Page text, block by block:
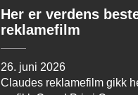
Her er verdens
reklamefilm
26. juni 2026
Claudes reklamefilm gikk